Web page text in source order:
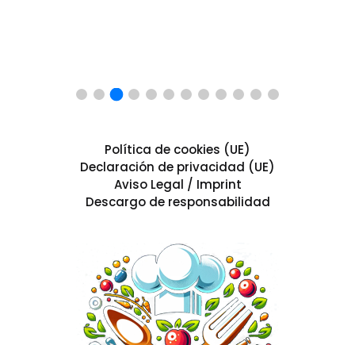
Política de cookies (UE)
Declaración de privacidad (UE)
Aviso Legal / Imprint
Descargo de responsabilidad